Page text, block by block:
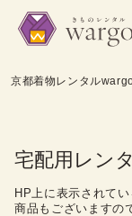
京都着物レンタル
宅配用レン
HP上に表示されて
商品もございますの